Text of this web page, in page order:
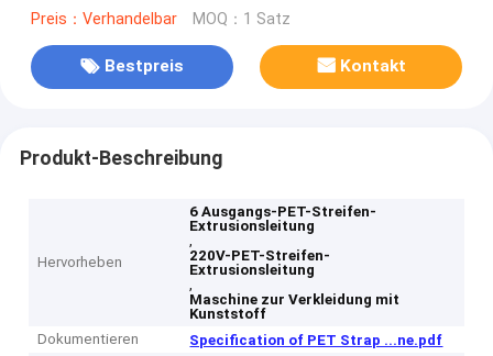
PLC-Steuerungssystem
Preis：Verhandelbar MOQ：1 Satz
Bestpreis Kontakt
Produkt-Beschreibung
Hervorheben
6 Ausgangs-PET-Streifen-
Extrusionsleitung
,
220V-PET-Streifen-
Extrusionsleitung
,
Maschine zur Verkleidung mit
Kunststoff
Dokumentieren
Specification of PET Strap ...ne.pdf